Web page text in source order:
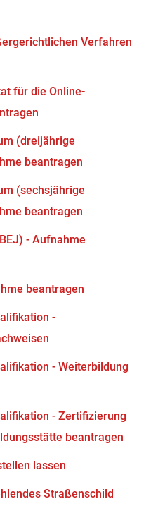
Verfahren
für die Online-
(dreijährige
beantragen
(sechsjährige
beantragen
- Aufnahme
beantragen
-
- Weiterbildung
- Zertifizierung
beantragen
lassen
Straßenschild